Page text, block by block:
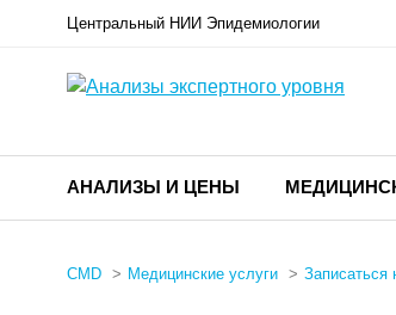
Центральный НИИ Эпидемиологии
АНАЛИЗЫ И ЦЕНЫ
CMD Медицинские услуги Записаться